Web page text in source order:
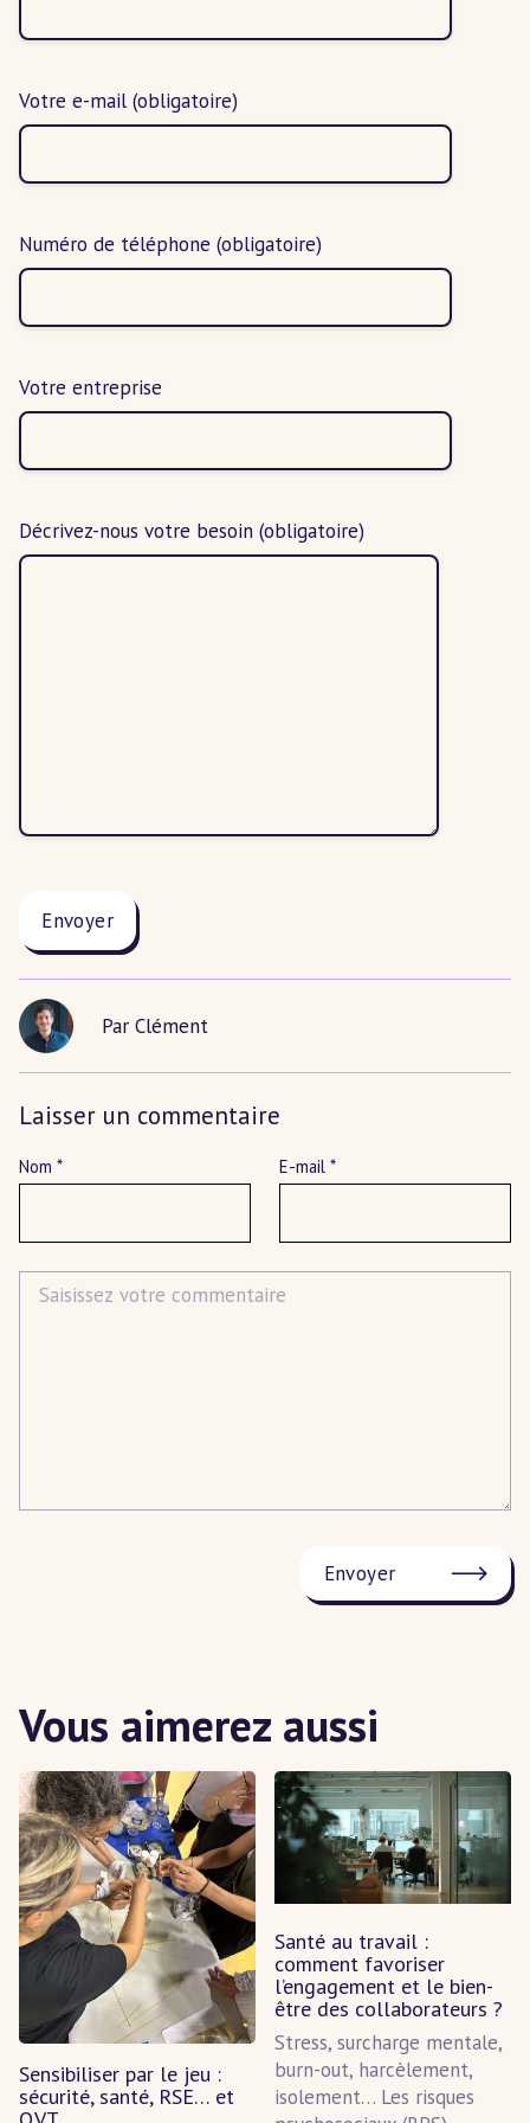
Votre e-mail (obligatoire)
Numéro de téléphone (obligatoire)
Votre entreprise
Décrivez-nous votre besoin (obligatoire)
Par Clément
Laisser un commentaire
Nom * E-mail *
Envoyer
Vous aimerez aussi
Sensibiliser par le jeu :
sécurité, santé, RSE… et
Santé au travail :
comment favoriser
l’engagement et le bien-
être des collaborateurs ?
Stress, surcharge mentale,
burn-out, harcèlement,
isolement… Les risques